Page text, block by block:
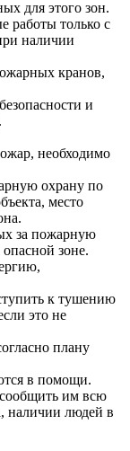
для этого зон.
работы только с
наличии
кранов,
и
необходимо
охрану по
место
за пожарную
зоне.
к тушению
это не
плану
в помощи.
им всю
наличии людей в